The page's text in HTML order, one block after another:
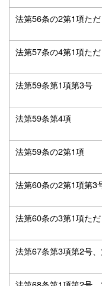
法第56条の2第1項た
法第57条の4第1項た
法第59条第1項第3号
法第59条第4項
法第59条の2第1項
法第60条の2第1項第3
法第60条の3第1項た
法第67条第3項第2号